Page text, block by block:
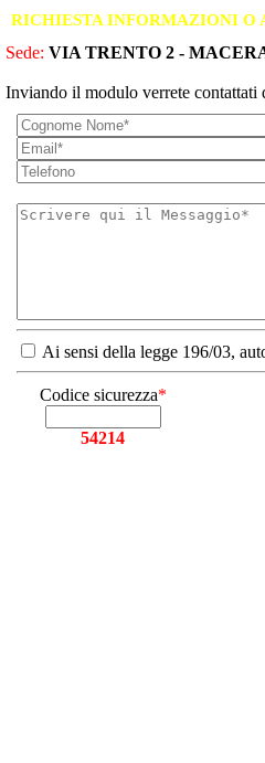
RICHIESTA INFORMAZIONI O
Sede: VIA TRENTO 2 -
Inviando il modulo verrete contattati
Ai sensi della legge 196/03,
Codice sicurezza*
54214